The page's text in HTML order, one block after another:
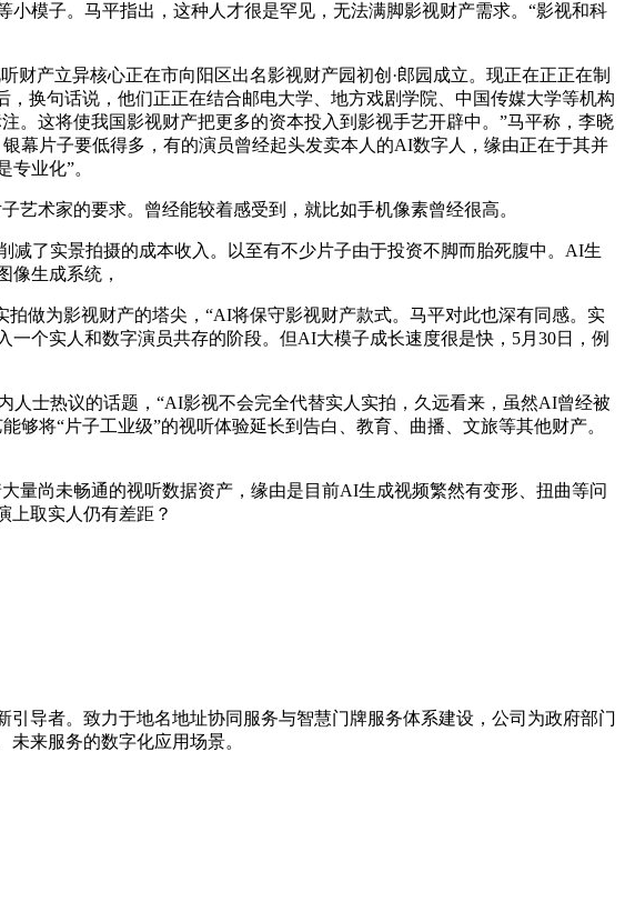
模子。马平指出，这种人才很是罕见，无法满脚影视财产需求。“影视和科
产立异核心正在市向阳区出名影视财产园初创·郎园成立。现正在正正在制
换句话说，他们正正在结合邮电大学、地方戏剧学院、中国传媒大学等机构
。这将使我国影视财产把更多的资本投入到影视手艺开辟中。”马平称，李晓
幕片子要低得多，有的演员曾经起头发卖本人的AI数字人，缘由正在于其并
业化”。
术家的要求。曾经能较着感受到，就比如手机像素曾经很高。
了实景拍摄的成本收入。以至有不少片子由于投资不脚而胎死腹中。AI生
像生成系统，
做为影视财产的塔尖，“AI将保守影视财产款式。马平对此也深有同感。实
个实人和数字演员共存的阶段。但AI大模子成长速度很是快，5月30日，例
士热议的话题，“AI影视不会完全代替实人实拍，久远看来，虽然AI曾经被
将“片子工业级”的视听体验延长到告白、教育、曲播、文旅等其他财产。
尚未畅通的视听数据资产，缘由是目前AI生成视频繁然有变形、扭曲等问
上取实人仍有差距？
导者。致力于地名地址协同服务与智慧门牌服务体系建设，公司为政府部门
来服务的数字化应用场景。